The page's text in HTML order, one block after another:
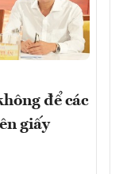
để các
giấy